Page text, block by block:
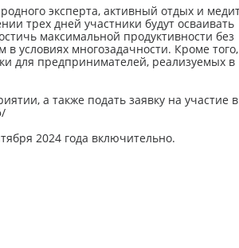
эксперта, активный отдых и
трех дней участники будут осваивать
максимальной продуктивности без
условиях многозадачности. Кроме того,
для предпринимателей, реализуемых в
а также подать заявку на участие в
2024 года включительно.